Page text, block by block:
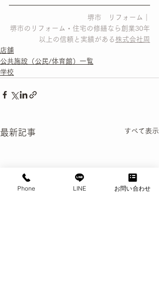
堺市　リフォーム｜
堺市のリフォーム・住宅の修繕なら創業30年
以上の信頼と実績がある株式会社周
店舗
公共施設（公民/体育館）一覧
学校
最新記事 すべて表示
Phone LINE お問い合わせ